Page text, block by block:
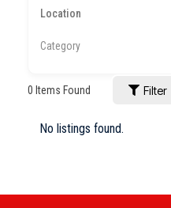
Category
0 Items Found Filter
No listings found.